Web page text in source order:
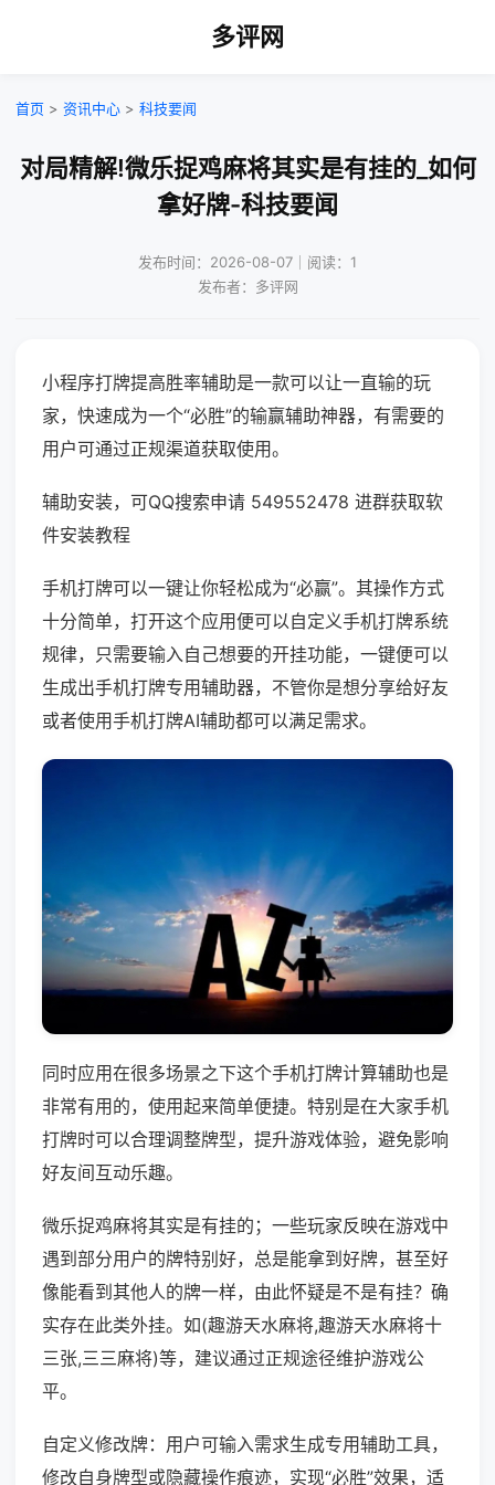
多评网
首页 > 资讯中心 > 科技要闻
对局精解!微乐捉鸡麻将其实是有挂的_如何
拿好牌-科技要闻
发布时间：2026-08-07｜阅读：1
发布者：多评网
小程序打牌提高胜率辅助是一款可以让一直输的玩
家，快速成为一个“必胜”的输赢辅助神器，有需要的
用户可通过正规渠道获取使用。
辅助安装，可QQ搜索申请 549552478 进群获取软
件安装教程
手机打牌可以一键让你轻松成为“必赢”。其操作方式
十分简单，打开这个应用便可以自定义手机打牌系统
规律，只需要输入自己想要的开挂功能，一键便可以
生成出手机打牌专用辅助器，不管你是想分享给好友
或者使用手机打牌AI辅助都可以满足需求。
同时应用在很多场景之下这个手机打牌计算辅助也是
非常有用的，使用起来简单便捷。特别是在大家手机
打牌时可以合理调整牌型，提升游戏体验，避免影响
好友间互动乐趣。
微乐捉鸡麻将其实是有挂的；一些玩家反映在游戏中
遇到部分用户的牌特别好，总是能拿到好牌，甚至好
像能看到其他人的牌一样，由此怀疑是不是有挂？确
实存在此类外挂。如(趣游天水麻将,趣游天水麻将十
三张,三三麻将)等，建议通过正规途径维护游戏公
平。
自定义修改牌：用户可输入需求生成专用辅助工具，
修改自身牌型或隐藏操作痕迹，实现“必胜”效果，适